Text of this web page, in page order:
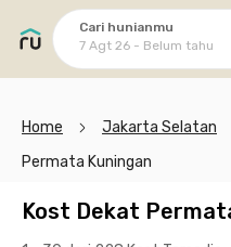
Cari hunianmu
7 Agt 26 - Belum tahu
Home Jakarta Selatan
Permata Kuningan
Kost Dekat